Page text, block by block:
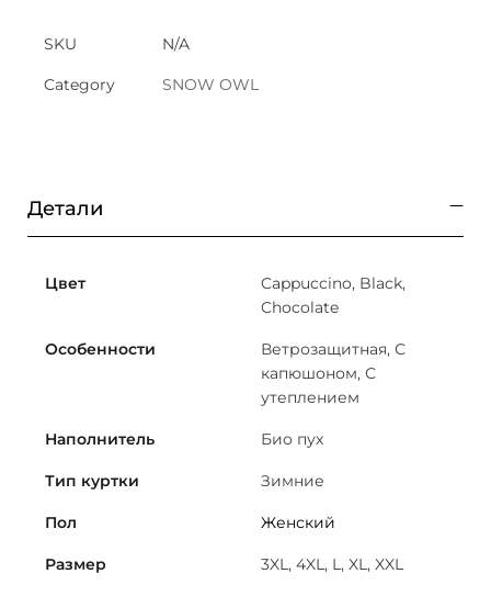
SKU N/A
Category SNOW OWL
Детали
Цвет
Cappuccino, Black,
Chocolate
Особенности
Ветрозащитная, С
капюшоном, С
утеплением
Наполнитель Био пух
Тип куртки Зимние
Пол Женский
Размер 3XL, 4XL, L, XL, XXL